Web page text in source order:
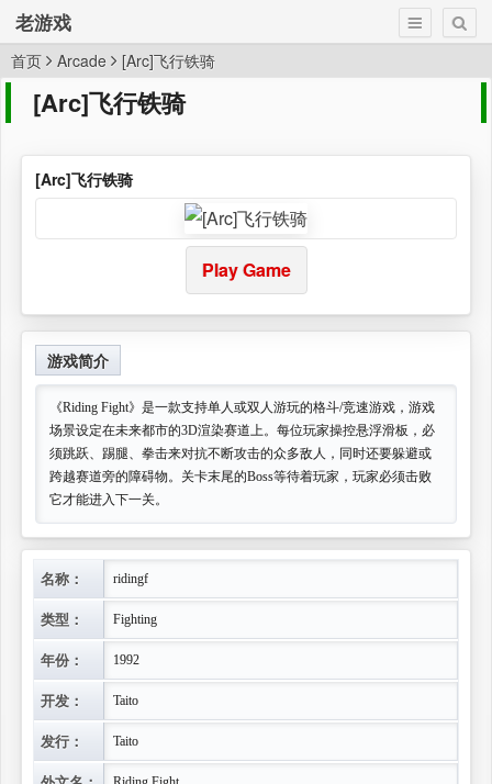
老游戏
首页 Arcade [Arc]飞行铁骑
[Arc]飞行铁骑
[Arc]飞行铁骑
Play Game
游戏简介
《Riding Fight》是一款支持单人或双人游玩的格斗/竞速游戏，游戏
场景设定在未来都市的3D渲染赛道上。每位玩家操控悬浮滑板，必
须跳跃、踢腿、拳击来对抗不断攻击的众多敌人，同时还要躲避或
跨越赛道旁的障碍物。关卡末尾的Boss等待着玩家，玩家必须击败
它才能进入下一关。
名称： ridingf
类型： Fighting
年份： 1992
开发： Taito
发行： Taito